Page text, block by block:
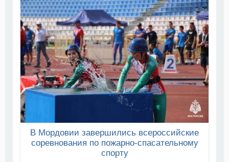
В Мордовии завершились всероссийские
соревнования по пожарно-спасательному
спорту